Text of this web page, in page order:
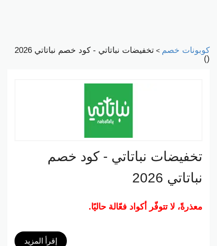
كوبونات خصم >
تخفيضات نباتاتي - كود خصم نباتاتي 2026
()
إقرأ المزيد
تخفيضات نباتاتي - كود خصم
نباتاتي 2026
معذرةً، لا تتوفّر أكواد فعّالة حاليًا.